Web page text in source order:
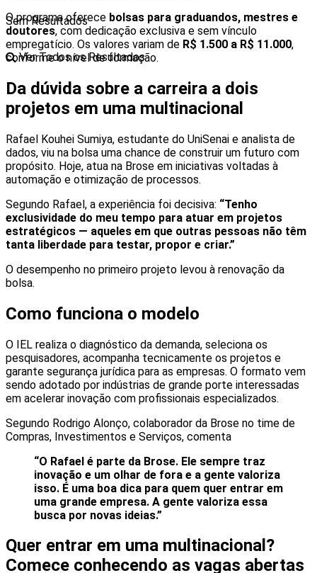
Sem Resultados
Ver Todos os Resultados
O programa oferece bolsas para graduandos, mestres e
doutores, com dedicação exclusiva e sem vínculo
empregatício. Os valores variam de R$ 1.500 a R$ 11.000,
conforme o nível de formação.
Da dúvida sobre a carreira a dois
projetos em uma multinacional
Rafael Kouhei Sumiya, estudante do UniSenai e analista de
dados, viu na bolsa uma chance de construir um futuro com
propósito. Hoje, atua na Brose em iniciativas voltadas à
automação e otimização de processos.
Segundo Rafael, a experiência foi decisiva: “Tenho
exclusividade do meu tempo para atuar em projetos
estratégicos — aqueles em que outras pessoas não têm
tanta liberdade para testar, propor e criar.”
O desempenho no primeiro projeto levou à renovação da
bolsa.
Como funciona o modelo
O IEL realiza o diagnóstico da demanda, seleciona os
pesquisadores, acompanha tecnicamente os projetos e
garante segurança jurídica para as empresas. O formato vem
sendo adotado por indústrias de grande porte interessadas
em acelerar inovação com profissionais especializados.
Segundo Rodrigo Alonço, colaborador da Brose no time de
Compras, Investimentos e Serviços, comenta
“O Rafael é parte da Brose. Ele sempre traz
inovação e um olhar de fora e a gente valoriza
isso. É uma boa dica para quem quer entrar em
uma grande empresa. A gente valoriza essa
busca por novas ideias.”
Quer entrar em uma multinacional?
Comece conhecendo as vagas abertas